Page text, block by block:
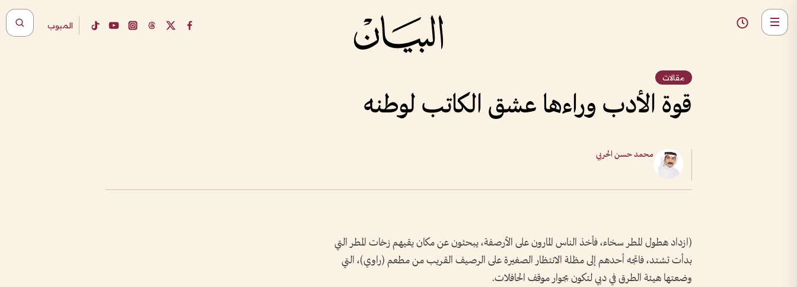
المبوب
مقالات
قوة الأدب وراءها عشق الكاتب لوطنه
محمد حسن الحربي
(ازداد هطول المطر سخاء، فأخذ الناس المارون على الأرصفة، يبحثون عن مكان يقيهم زخات المطر التي
بدأت تشتد، فاتجه أحدهم إلى مظلة الانتظار الصغيرة على الرصيف القريب من مطعم (راوي)، التي
وضعتها هيئة الطرق في دبي لتكون بجوار موقف الحافلات.